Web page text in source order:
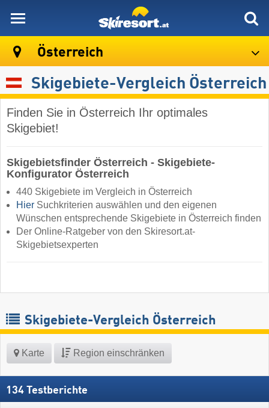
Österreich
Skigebiete-Vergleich Österreich
Finden Sie in Österreich Ihr optimales
Skigebiet!
Skigebietsfinder Österreich - Skigebiete-
Konfigurator Österreich
440 Skigebiete im Vergleich in Österreich
Hier Suchkriterien auswählen und den eigenen
Wünschen entsprechende Skigebiete in Österreich finden
Der Online-Ratgeber von den Skiresort.at-
Skigebietsexperten
Skigebiete-Vergleich Österreich
Karte Region einschränken
134 Testberichte